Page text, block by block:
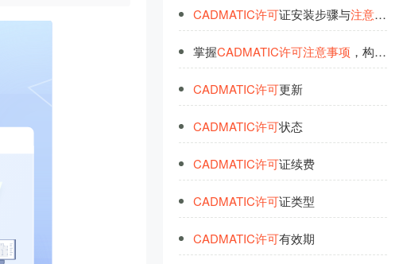
CADMATIC许可证安装步骤与注意事
掌握CADMATIC许可注意事项 ，构建企业安全环境
CADMATIC许可更新
CADMATIC许可状态
CADMATIC许可证续费
CADMATIC许可证类型
CADMATIC许可有效期